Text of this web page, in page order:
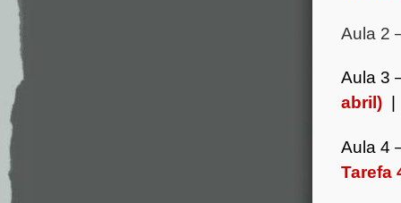
Aula 2
Aula 3
abril)
Aula 4
Tarefa